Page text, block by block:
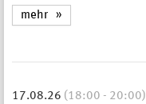
mehr
17.08.26 (18:00 - 20:00)